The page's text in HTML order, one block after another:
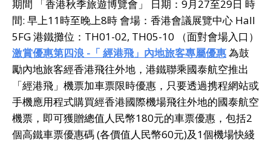
期間 「香港秋季旅遊博覽會」 日期：9月27至29日 時
間: 早上11時至晚上8時 會場：香港會議展覽中心 Hall
5FG 港鐵攤位：TH01-02, TH05-10 （面對會場入口）
激賞優惠第四浪 -「 經港飛」內地旅客專屬優惠為鼓
勵內地旅客經香港飛往外地，港鐵聯乘國泰航空推出
「經港飛」機票加車票限時優惠，只要透過携程網站或
手機應用程式購買經香港國際機場飛往外地的國泰航空
機票，即可獲贈總值人民幣180元的車票優惠，包括2
個高鐵車票優惠碼 (各價值人民幣60元)及1個機場快綫